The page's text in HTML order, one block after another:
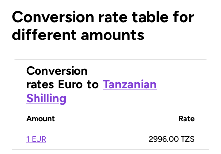
Conversion rate table for
different amounts
Conversion
rates Euro to Tanzanian
Shilling
Amount Rate
1 EUR 2996.00 TZS